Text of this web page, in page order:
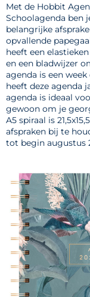
Met de Hobbit
Schoolagenda ben
belangrijke
opvallende
heeft een
en een bladwijzer
agenda is een
heeft deze agenda
agenda is ideaal
gewoon om je
A5 spiraal is
afspraken bij te
tot begin augustus